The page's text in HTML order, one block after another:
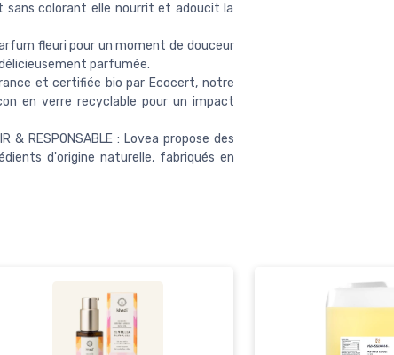
sans colorant elle nourrit et adoucit la
fleuri pour un moment de douceur
parfumée.
France et certifiée bio par Ecocert, notre
en verre recyclable pour un impact
& RESPONSABLE : Lovea propose des
d'origine naturelle, fabriqués en